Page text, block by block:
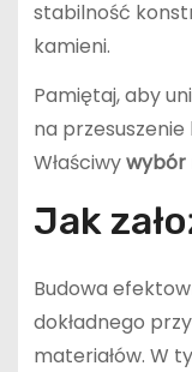
stabilność
kamieni.
Pamiętaj, aby
na przesuszenie
Właściwywybór
Jak
Budowa
dokładnego
materiałów. W